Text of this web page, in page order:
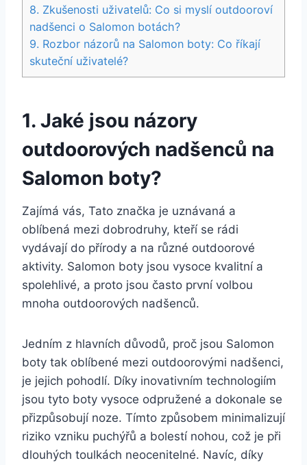
8. Zkušenosti uživatelů: Co si⁢ myslí outdooroví
nadšenci o‌ Salomon botách?
9. Rozbor ​názorů na‌ Salomon ⁤boty: Co říkají
skuteční⁣ uživatelé?
1. Jaké ‌jsou ‍názory
⁢outdoorových nadšenců na
Salomon boty?
Zajímá⁤ vás, Tato značka⁢ je uznávaná a
oblíbená mezi dobrodruhy, ‌kteří ⁢se rádi
vydávají do přírody a na různé⁢ outdoorové
aktivity. Salomon⁤ boty jsou vysoce kvalitní a
spolehlivé, ⁣a proto jsou často ‌první volbou
mnoha outdoorových nadšenců.
Jedním z hlavních důvodů, proč jsou Salomon
boty⁤ tak oblíbené⁣ mezi outdoorovými nadšenci,
je jejich‌ pohodlí.‍ Díky ⁣inovativním technologiím
jsou tyto‌ boty vysoce odpružené a‍ dokonale‍ se
přizpůsobují noze. Tímto způsobem minimalizují
⁤riziko vzniku puchýřů a bolestí nohou, ⁢což je‍ při
dlouhých toulkách⁤ neocenitelné. Navíc, díky